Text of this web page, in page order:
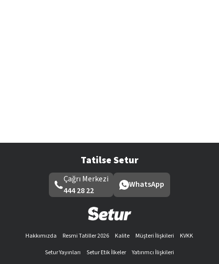
Tatilse Setur
Çağrı Merkezi
444 28 22
WhatsApp
Hakkımızda Resmi Tatiller 2026 Kalite Müşteri İlişkileri
KVKK
Setur Yayınları
Setur Etik İlkeler
Yatırımcı İlişkileri